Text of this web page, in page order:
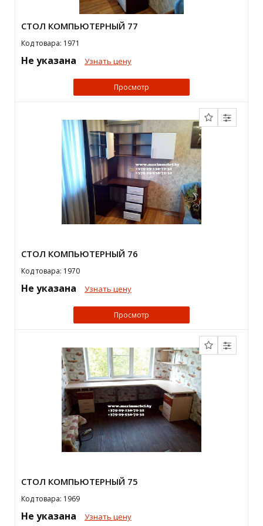
СТОЛ КОМПЬЮТЕРНЫЙ 77
Код товара: 1971
Не указана Узнать цену
Просмотр
СТОЛ КОМПЬЮТЕРНЫЙ 76
Код товара: 1970
Не указана Узнать цену
Просмотр
СТОЛ КОМПЬЮТЕРНЫЙ 75
Код товара: 1969
Не указана Узнать цену